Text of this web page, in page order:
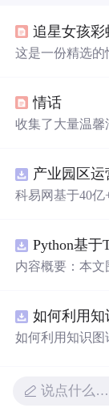
追星女孩彩
这是一份精选的
的思念与热爱。
情话
收集了大量温馨
科易网基于40
新领域的AI+数
智能化发展。
内容概要：本文
温度、湿度等
精度预测模型。
计能力。该技
应用，旨在提
如何利用知识图
说点什么…